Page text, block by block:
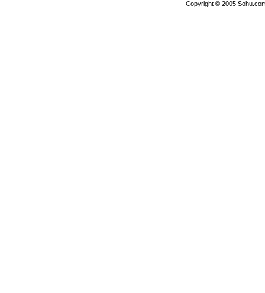
Copyright © 2005